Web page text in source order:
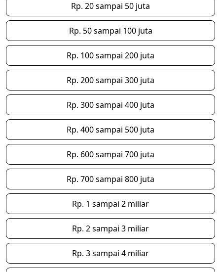
Rp. 20 sampai 50 juta
Rp. 50 sampai 100 juta
Rp. 100 sampai 200 juta
Rp. 200 sampai 300 juta
Rp. 300 sampai 400 juta
Rp. 400 sampai 500 juta
Rp. 600 sampai 700 juta
Rp. 700 sampai 800 juta
Rp. 1 sampai 2 miliar
Rp. 2 sampai 3 miliar
Rp. 3 sampai 4 miliar